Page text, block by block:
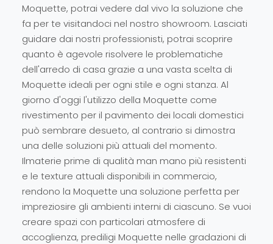
Moquette, potrai vedere dal vivo la soluzione che
fa per te visitandoci nel nostro showroom. Lasciati
guidare dai nostri professionisti, potrai scoprire
quanto è agevole risolvere le problematiche
dell'arredo di casa grazie a una vasta scelta di
Moquette ideali per ogni stile e ogni stanza. Al
giorno d'oggi l'utilizzo della Moquette come
rivestimento per il pavimento dei locali domestici
può sembrare desueto, al contrario si dimostra
una delle soluzioni più attuali del momento.
Ilmaterie prime di qualità man mano più resistenti
e le texture attuali disponibili in commercio,
rendono la Moquette una soluzione perfetta per
impreziosire gli ambienti interni di ciascuno. Se vuoi
creare spazi con particolari atmosfere di
accoglienza, prediligi Moquette nelle gradazioni di